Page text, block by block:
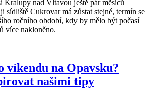
Kralupy nad Vltavou ještě pár měsíců
sídliště Cukrovar má zůstat stejné, termín se
ročního období, kdy by mělo být počasí
více nakloněno.
víkendu na Opavsku?
našimi tipy